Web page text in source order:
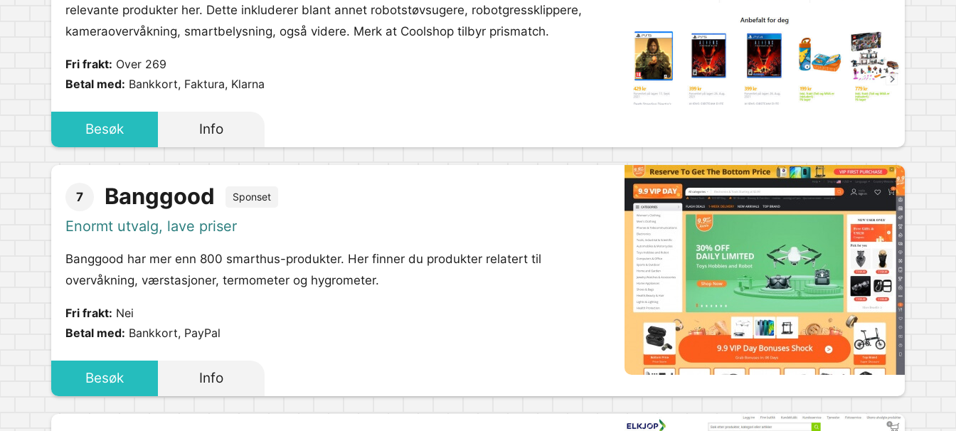
relevante produkter her. Dette inkluderer blant annet robotstøvsugere, robotgressklippere,
kameraovervåkning, smartbelysning, også videre. Merk at Coolshop tilbyr prismatch.
Fri frakt: Over 269
Betal med: Bankkort, Faktura, Klarna
Besøk Info
7 Banggood Sponset
Enormt utvalg, lave priser
Banggood har mer enn 800 smarthus-produkter. Her finner du produkter relatert til
overvåkning, værstasjoner, termometer og hygrometer.
Fri frakt: Nei
Betal med: Bankkort, PayPal
Besøk Info